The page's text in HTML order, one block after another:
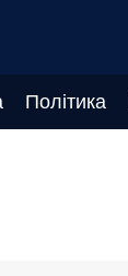
Політика